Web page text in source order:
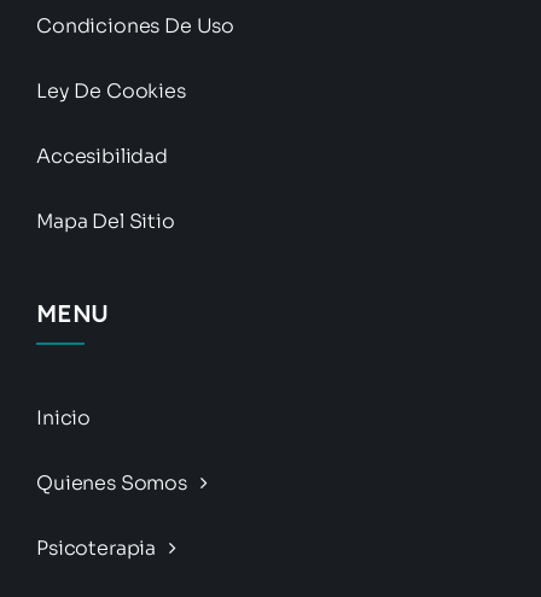
Condiciones De Uso
Ley De Cookies
Accesibilidad
Mapa Del Sitio
MENU
Inicio
Quienes Somos
Psicoterapia